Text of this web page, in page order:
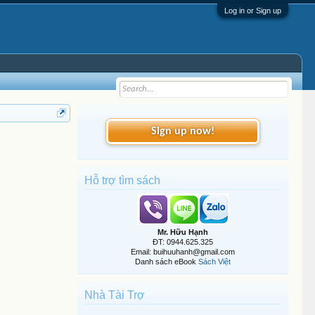
Log in or Sign up
Sign up now!
Hỗ trợ tìm sách
Mr. Hữu Hạnh
ĐT: 0944.625.325
Email: buihuuhanh@gmail.com
Danh sách eBook Sách Việt
Nhà Tài Trợ